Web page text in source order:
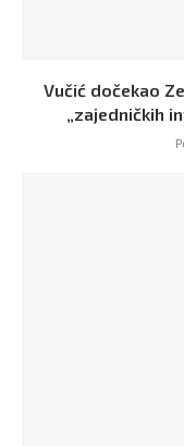
Vučić dočekao
„zajedničkih